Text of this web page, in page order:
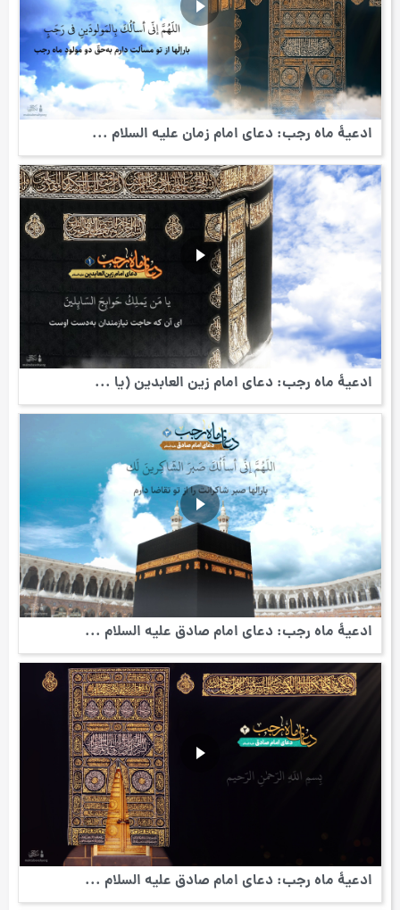
ادعیۀ ماه رجب: دعای امام زمان علیه السلام ...
ادعیۀ ماه رجب: دعای امام زین العابدین (یا ...
ادعیۀ ماه رجب: دعای امام صادق علیه السلام ...
ادعیۀ ماه رجب: دعای امام صادق علیه السلام ...